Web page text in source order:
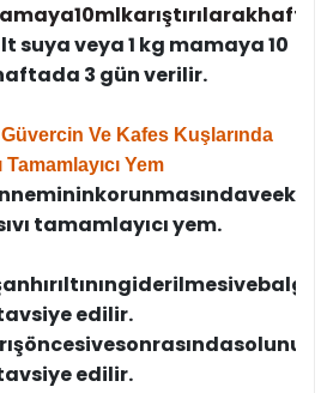
10mlkarıştırılarak
suya veya 1 kg mamaya 10
3 gün verilir.
Ve Kafes Kuşlarında
Tamamlayıcı Yem
nemininkorunmasındave
tamamlayıcı yem.
hırıltınıngiderilmesive
edilir.
öncesivesonrasındasolunum
edilir.